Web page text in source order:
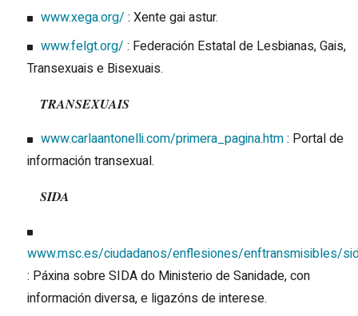
www.xega.org/ : Xente gai astur.
www.felgt.org/ : Federación Estatal de Lesbianas, Gais,
Transexuais e Bisexuais.
TRANSEXUAIS
www.carlaantonelli.com/primera_pagina.htm: Portal de
información transexual.
SIDA
www.msc.es/ciudadanos/enflesiones/enftransmisibles/
: Páxina sobre SIDA do Ministerio de Sanidade, con
información diversa, e ligazóns de interese.